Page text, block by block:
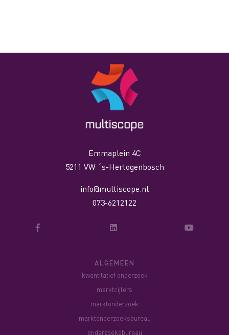
Emmaplein 4C
5211 VW ´s-Hertogenbosch
info@multiscope.nl
073-6212122
ALGEMEEN
kwantitatief onderzoek
marktcijfers
marktonderzoek
marktonderzoeksbureau
onderzoeksbureau